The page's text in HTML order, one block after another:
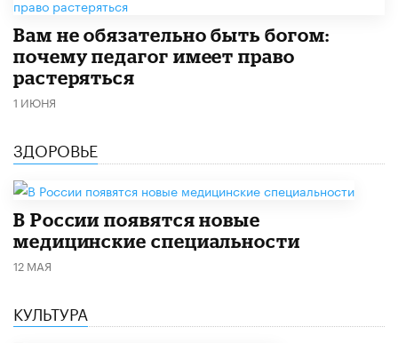
​Вам не обязательно быть богом:
почему педагог имеет право
растеряться
1 ИЮНЯ
ЗДОРОВЬЕ
В России появятся новые
медицинские специальности
12 МАЯ
КУЛЬТУРА